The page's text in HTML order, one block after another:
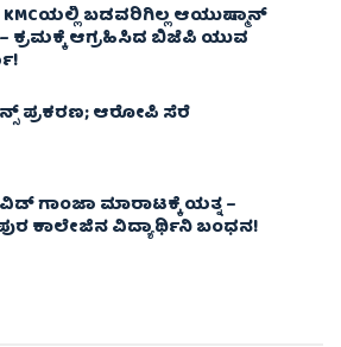
ಬಡವರಿಗಿಲ್ಲ ಆಯುಷ್ಮಾನ್
ಕ್ರಮಕ್ಕೆ ಆಗ್ರಹಿಸಿದ ಬಿಜೆಪಿ ಯುವ
ಪ್ರಕರಣ; ಆರೋಪಿ ಸೆರೆ
ಗಾಂಜಾ ಮಾರಾಟಕ್ಕೆ ಯತ್ನ –
ಕಾಲೇಜಿನ ವಿದ್ಯಾರ್ಥಿನಿ ಬಂಧನ!